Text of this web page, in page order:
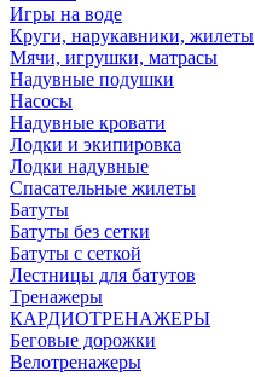
Игры на воде
Круги, нарукавники, жилеты
Мячи, игрушки, матрасы
Надувные подушки
Насосы
Надувные кровати
Лодки и экипировка
Лодки надувные
Спасательные жилеты
Батуты
Батуты без сетки
Батуты с сеткой
Лестницы для батутов
Тренажеры
КАРДИОТРЕНАЖЕРЫ
Беговые дорожки
Велотренажеры